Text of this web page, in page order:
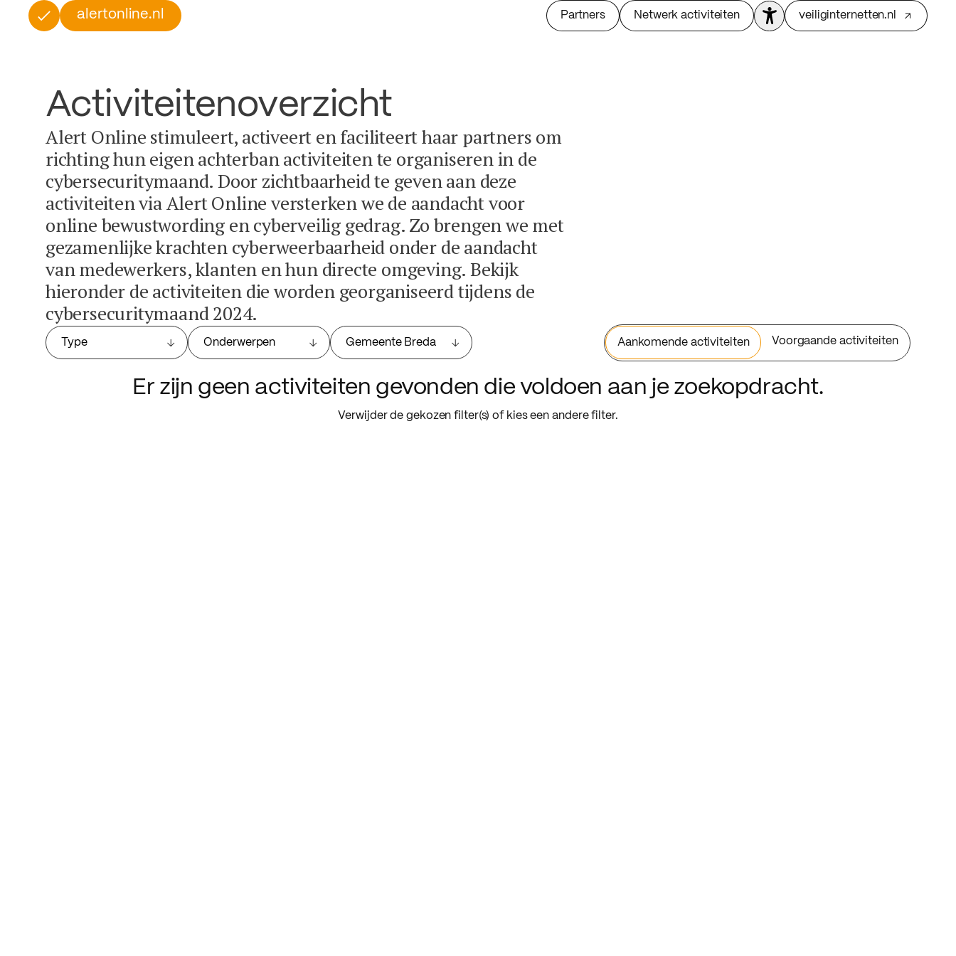
alertonline.nl Partners Netwerk activiteiten veiliginternetten.nl
Activiteitenoverzicht
Alert Online stimuleert, activeert en faciliteert haar partners om
richting hun eigen achterban activiteiten te organiseren in de
cybersecuritymaand. Door zichtbaarheid te geven aan deze
activiteiten via Alert Online versterken we de aandacht voor
online bewustwording en cyberveilig gedrag. Zo brengen we met
gezamenlijke krachten cyberweerbaarheid onder de aandacht
van medewerkers, klanten en hun directe omgeving. Bekijk
hieronder de activiteiten die worden georganiseerd tijdens de
cybersecuritymaand 2024.
Type Onderwerpen Gemeente Breda Aankomende activiteiten Voorgaande activiteiten
Er zijn geen activiteiten gevonden die voldoen aan je zoekopdracht.
Verwijder de gekozen filter(s) of kies een andere filter.